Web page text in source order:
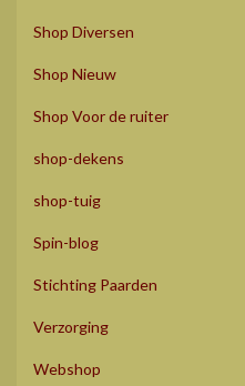
Shop Diversen
Shop Nieuw
Shop Voor de ruiter
shop-dekens
shop-tuig
Spin-blog
Stichting Paarden
Verzorging
Webshop